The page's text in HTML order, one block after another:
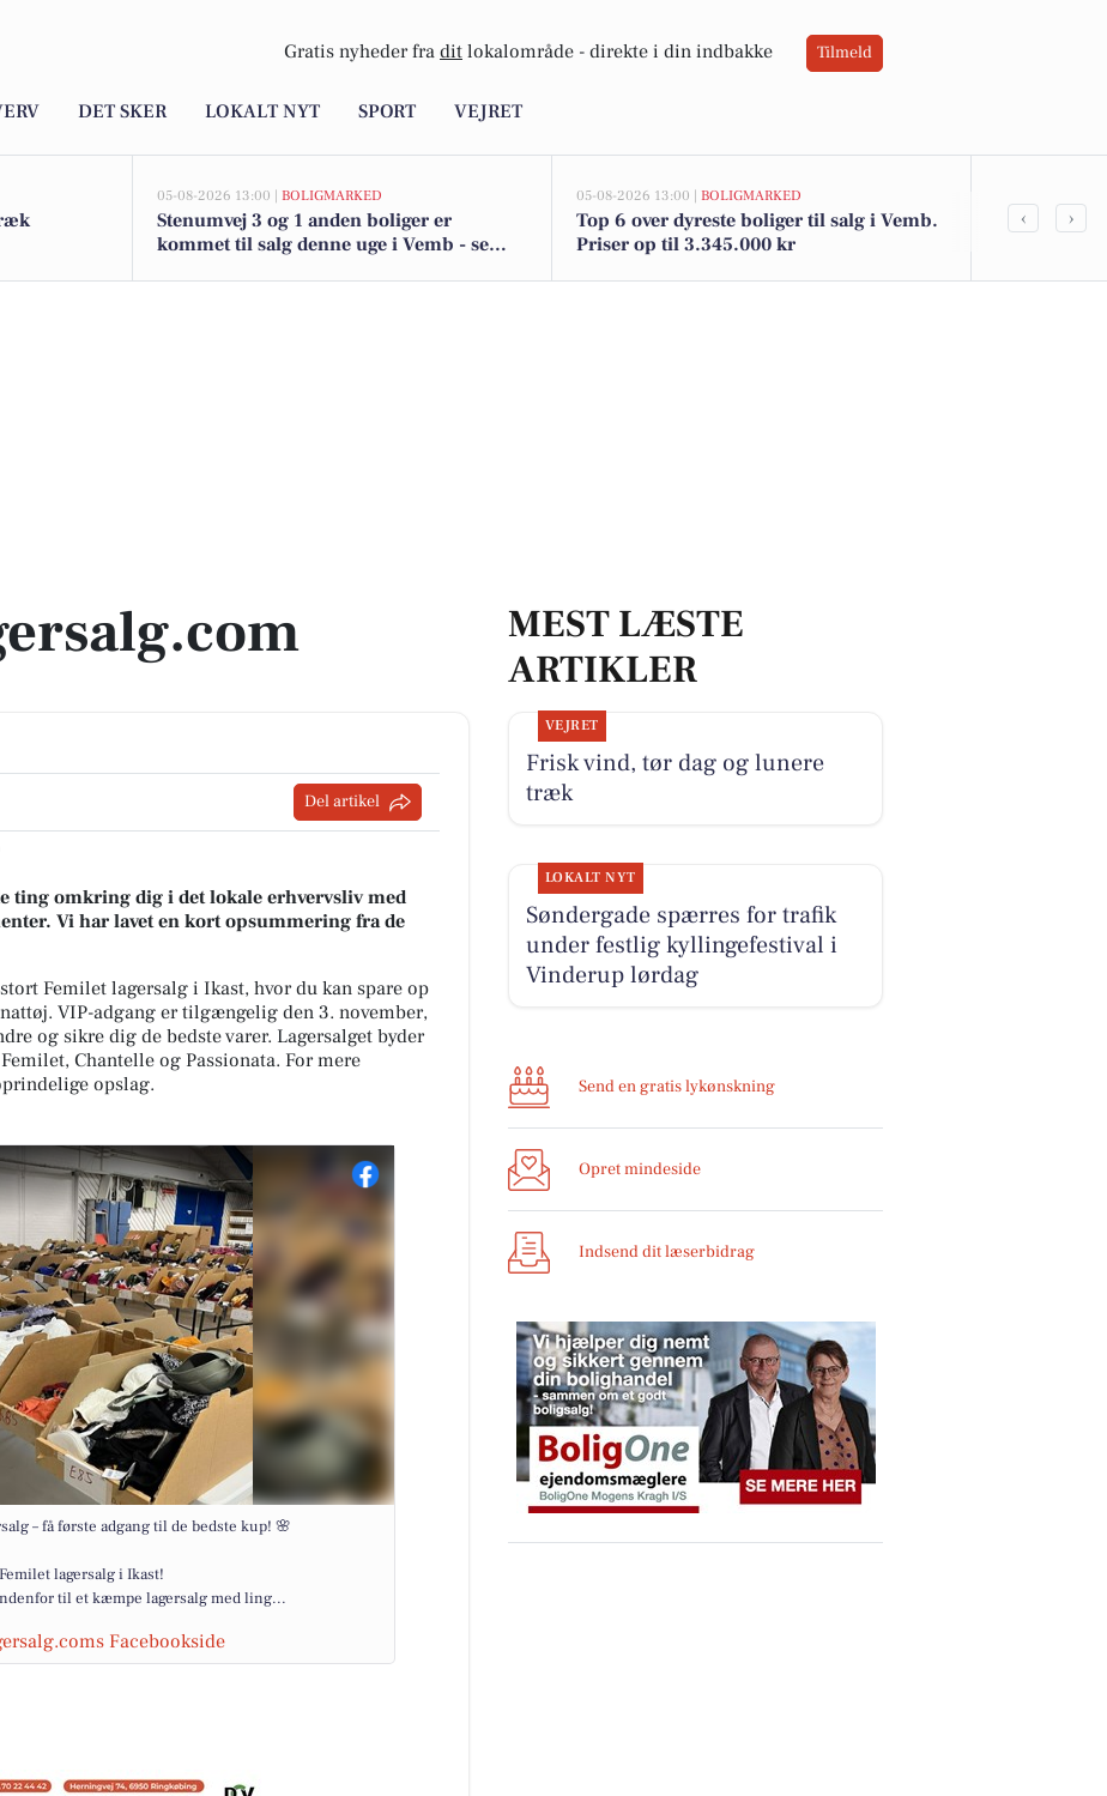
Gratis nyheder fra dit lokalområde - direkte i din indbakke Tilmeld
DET SKER LOKALT NYT SPORT VEJRET
05-08-2026 13:00 | BOLIGMARKED
Stenumvej 3 og 1 anden boliger er
kommet til salg denne uge i Vemb - se
05-08-2026 13:00 | BOLIGMARKED
Top 6 over dyreste boliger til salg i Vemb.
Priser op til 3.345.000 kr
‹ ›
Del artikel
ting omkring dig i det lokale erhvervsliv med
Vi har lavet en kort opsummering fra de
Femilet lagersalg i Ikast, hvor du kan spare op
VIP-adgang er tilgængelig den 3. november,
og sikre dig de bedste varer. Lagersalget byder
Chantelle og Passionata. For mere
opslag.
– få første adgang til de bedste kup! 🌸
lagersalg i Ikast!
til et kæmpe lagersalg med ling...
Facebookside
MEST LÆSTE
ARTIKLER
VEJRET
Frisk vind, tør dag og lunere
træk
LOKALT NYT
Søndergade spærres for trafik
under festlig kyllingefestival i
Vinderup lørdag
Send en gratis lykønskning
Opret mindeside
Indsend dit læserbidrag